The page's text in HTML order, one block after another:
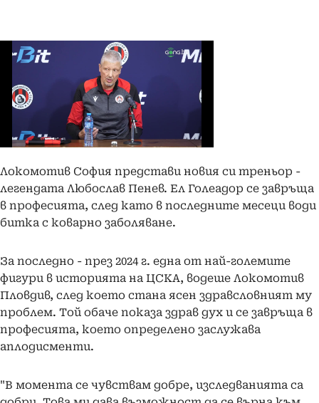
Локомотив София представи новия си треньор -
легендата Любослав Пенев. Ел Голеадор се завръща
в професията, след като в последните месеци води
битка с коварно заболяване.
За последно - през 2024 г. една от най-големите
фигури в историята на ЦСКА, водеше Локомотив
Пловдив, след което стана ясен здравсловният му
проблем. Той обаче показа здрав дух и се завръща в
професията, което определено заслужава
аплодисменти.
"В момента се чувствам добре, изследванията са